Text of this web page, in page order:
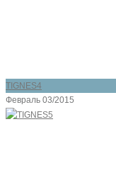
TIGNES4
Февраль 03/2015